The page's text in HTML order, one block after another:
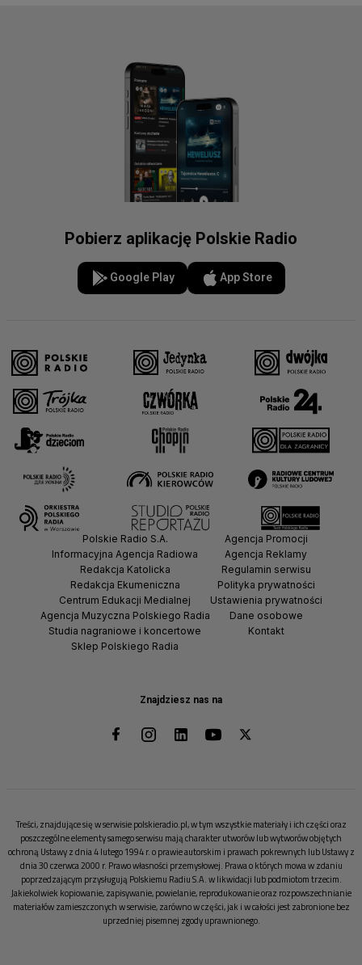
Pobierz aplikację Polskie Radio
Google Play App Store
Znajdziesz nas na
Polskie Radio S.A.
Informacyjna Agencja Radiowa
Redakcja Katolicka
Redakcja Ekumeniczna
Centrum Edukacji Medialnej
Agencja Muzyczna Polskiego Radia
Studia nagraniowe i koncertowe
Sklep Polskiego Radia
Agencja Promocji
Agencja Reklamy
Regulamin serwisu
Polityka prywatności
Ustawienia prywatności
Dane osobowe
Kontakt
Treści, znajdujące się w serwisie polskieradio.pl, w tym wszystkie materiały i ich części oraz
poszczególne elementy samego serwisu mają charakter utworów lub wytworów objętych
ochroną Ustawy z dnia 4 lutego 1994 r. o prawie autorskim i prawach pokrewnych lub Ustawy z
dnia 30 czerwca 2000 r. Prawo własności przemysłowej. Prawa o których mowa w zdaniu
poprzedzającym przysługują Polskiemu Radiu S.A. w likwidacji lub podmiotom trzecim.
Jakiekolwiek kopiowanie, zapisywanie, powielanie, reprodukowanie oraz rozpowszechnianie
materiałów zamieszczonych w serwisie, zarówno w części, jak i w całości jest zabronione bez
uprzedniej pisemnej zgody uprawnionego.